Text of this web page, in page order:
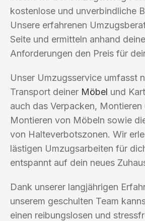
kostenlose und unverbindliche
Unsere erfahrenen
Seite und ermitteln anhand
Anforderungen den Preis für
Unser Umzugsservice umfasst
Transport deiner Möbel und
auch das Verpacken, Montieren
Montieren von Möbeln sowie
von Halteverbotszonen. Wir
lästigen Umzugsarbeiten für
entspannt auf dein neues
Dank unserer langjährigen
unserem geschulten Team
einen reibungslosen und